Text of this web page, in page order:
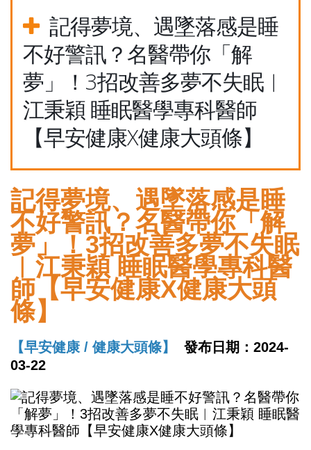
記得夢境、遇墜落感是睡
不好警訊？名醫帶你「解
夢」！3招改善多夢不失眠︱
江秉穎 睡眠醫學專科醫師
【早安健康X健康大頭條】
記得夢境、遇墜落感是睡
不好警訊？名醫帶你「解
夢」！3招改善多夢不失眠
︱江秉穎 睡眠醫學專科醫
師【早安健康X健康大頭
條】
【早安健康 / 健康大頭條】
發布日期：2024-
03-22